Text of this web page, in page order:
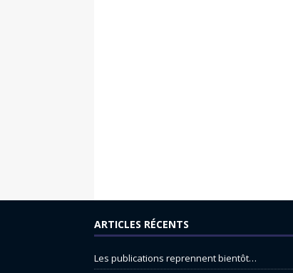
ARTICLES RÉCENTS
Les publications reprennent bientôt…